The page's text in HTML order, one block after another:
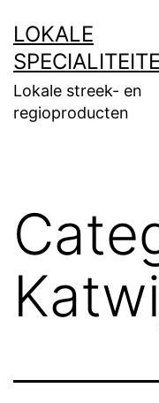
naar
de
inhoud
LOKALE
Lokale streek- en
regioproducten